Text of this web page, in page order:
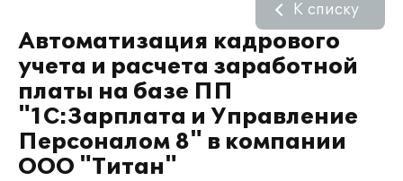
Автоматизация кадрового
учета и расчета заработной
платы на базе ПП
"1С:Зарплата и Управление
Персоналом 8" в компании
ООО "Титан"
К списку